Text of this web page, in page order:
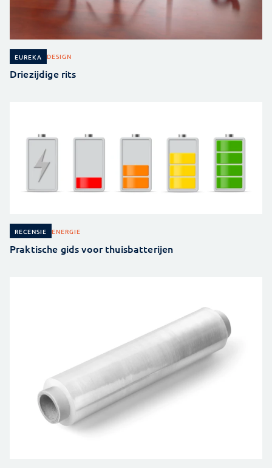
EUREKA DESIGN
Driezijdige rits
RECENSIE ENERGIE
Praktische gids voor thuisbatterijen